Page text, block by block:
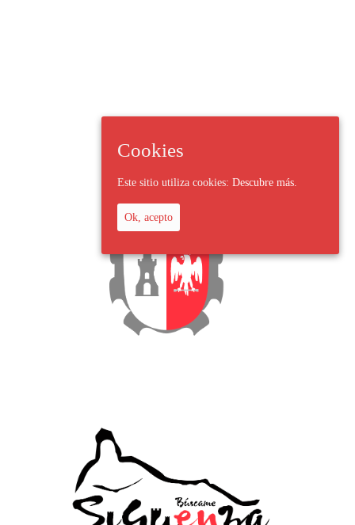
Cookies
Este sitio utiliza cookies: Descubre más.
Ok, acepto